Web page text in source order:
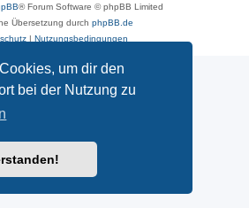
um dir den
bei der Nutzung zu
® Forum Software © phpBB Limited
Übersetzung durch phpBB.de
| Nutzungsbedingungen